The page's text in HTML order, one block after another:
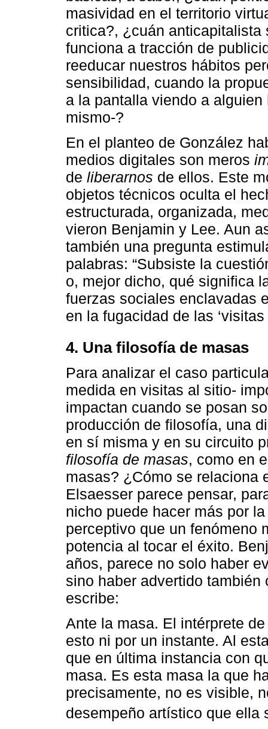
masividad en el territorio
critica?, ¿cuán
funciona a tracción de
reeducar nuestros hábitos
sensibilidad, cuando la
a la pantalla viendo a
mismo-?
En el planteo de González
medios digitales son meros
de liberarnos de ellos. Este
objetos técnicos oculta el
estructurada, organizada,
vieron Benjamin y Lee. Aun
también una pregunta
palabras: “Subsiste la
o, mejor dicho, qué significa
fuerzas sociales enclavadas
en la fugacidad de las ‘visitas
4. Una filosofía de masas
Para analizar el caso
medida en visitas al sitio-
impactan cuando se posan
producción de filosofía, una
en sí misma y en su circuito
filosofía de masas, como en
masas? ¿Cómo se relaciona
Elsaesser parece pensar,
nicho puede hacer más por
perceptivo que un fenómeno
potencia al tocar el éxito.
años, parece no solo haber
sino haber advertido
escribe:
Ante la masa. El intérprete
esto ni por un instante. Al
que en última instancia con
masa. Es esta masa la que
precisamente, no es visible,
desempeño artístico que ella